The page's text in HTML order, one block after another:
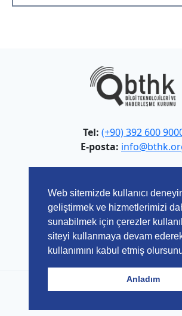
Tel: (+90) 392 600
E-posta:
Adres:Rauf Raif Denktaş
Aydemet/Lefkoşa -
Web sitemizde kullanıcı
geliştirmek ve hizmetlerimizi
sunabilmek için çerezler
siteyi kullanmaya devam
kullanımını kabul etmiş
Anladım